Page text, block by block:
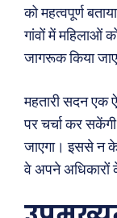
Type here...
ख़बरें
को महत्वपूर्ण
गांवों में महिलाओं
जागरूक किया
महतारी सदन एक
पर चर्चा कर
जाएगा। इससे न
वे अपने अधिकारों